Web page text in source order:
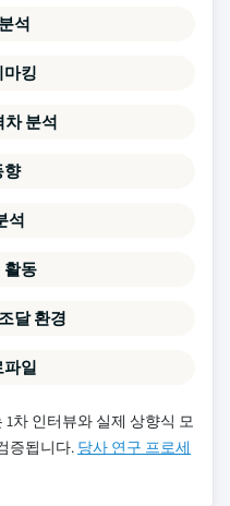
석
마킹
차 분석
향
석
활동
달 환경
파일
차 인터뷰와 실제 상향식 모
증됩니다. 당사 연구 프로세